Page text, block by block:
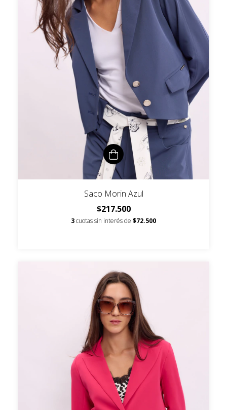
Saco Morin Azul
$217.500
3cuotas sin interés de $72.500